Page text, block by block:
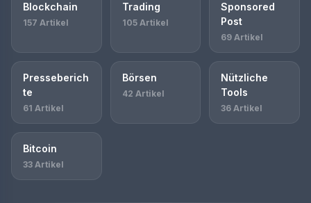
Blockchain
157 Artikel
Trading
105 Artikel
Sponsored
Post
69 Artikel
Presseberich
te
61 Artikel
Börsen
42 Artikel
Nützliche
Tools
36 Artikel
Bitcoin
33 Artikel